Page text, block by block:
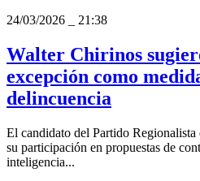
24/03/2026
21:38
Walter Chirinos
excepción como
delincuencia
El candidato del Partido
su participación en propuestas de
inteligencia...